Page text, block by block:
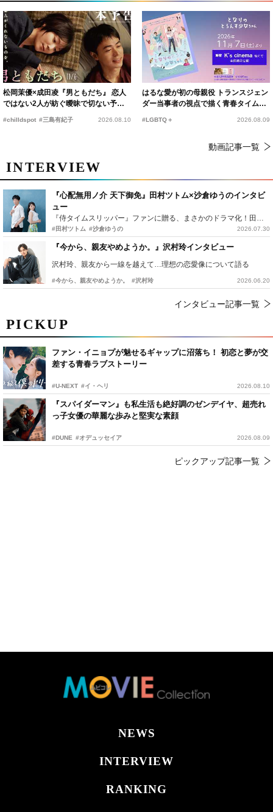
PICKUP
ファン・イニョプが魅せるギャップに沼落ち！ 初恋と夢が交
差する青春ラブストーリー
#U-NEXT #イ・ヘリ 2026.08.10
『スパイダーマン』も私生活も絶好調のゼンデイヤ、超売れ
っ子女優の華麗な歩みと堅実な素顔
#DUNE #オデュッセイア 2026.08.09
ピックアップ記事一覧
松岡茉優×成田凌『男ともだち』 恋人
ではない2人が紡ぐ曖昧で切ない予告
#chilldspot #三島有紀子 2026.08.10
はるな愛が初の母親役 トランスジェン
ダー当事者の視点で描く青春タイムス
#LGBTQ＋ 2026.08.09
動画記事一覧
INTERVIEW
『心配無用ノ介 天下御免』田村ツトム×沙倉ゆうのインタビ
ュー
『侍タイムスリッパー』ファンに贈る、まさかのドラマ化！田村ツトム×沙倉ゆうのが語る『心配無用ノ介』撮影秘話
#田村ツトム #沙倉ゆうの 2026.07.30
『今から、親友やめようか。』沢村玲インタビュー
沢村玲、親友から一線を越えて…理想の恋愛像について語る
#今から、親友やめようか。 #沢村玲 2026.06.20
インタビュー記事一覧
NEWS
INTERVIEW
RANKING